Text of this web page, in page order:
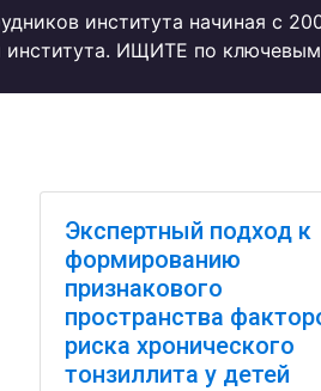
института начиная с
ИЩИТЕ по
Экспертный подход к
формированию
признакового
пространства
риска хронического
тонзиллита у детей